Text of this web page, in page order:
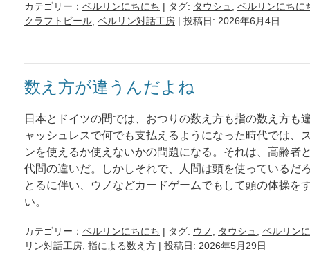
カテゴリー： ベルリンにちにち | タグ: タウシュ
ベルリンにちに
クラフトビール ベルリン対話工房 | 投稿日: 2026年6月4日
数え方が違うんだよね
日本とドイツの間では、おつりの数え方も指の数え方も
ャッシュレスで何でも支払えるようになった時代では、
ンを使えるか使えないかの問題になる。それは、高齢者
代間の違いだ。しかしそれで、人間は頭を使っているだ
とるに伴い、ウノなどカードゲームでもして頭の体操を
い。
カテゴリー： ベルリンにちにち | タグ: ウノ タウシュ
ベルリン
リン対話工房 指による数え方 | 投稿日: 2026年5月29日